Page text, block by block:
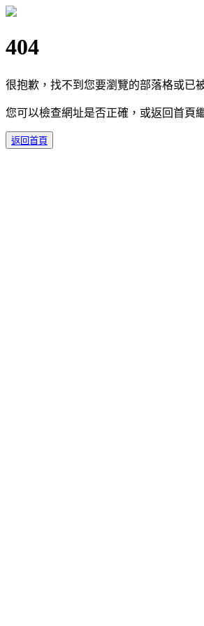
404
很抱歉，找不到您要瀏覽的部落格或已
您可以檢查網址是否正確，或返回首頁
返回首頁